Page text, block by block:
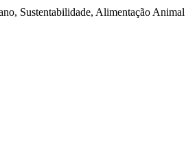
Sustentabilidade, Alimentação Animal